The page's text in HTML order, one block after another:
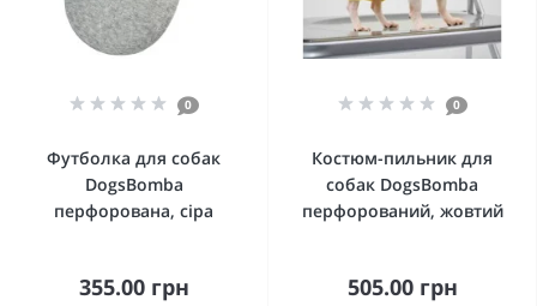
0
Футболка для собак
DogsBomba
перфорована, сіра
355.00 грн
0
Костюм-пильник для
собак DogsBomba
перфорований, жовтий
505.00 грн